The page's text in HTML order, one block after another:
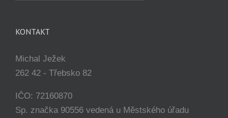
KONTAKT
Michal Ježek
262 42 - Třebsko 82
IČO: 72160870
Sp. značka 90556 vedená u Městského úřadu